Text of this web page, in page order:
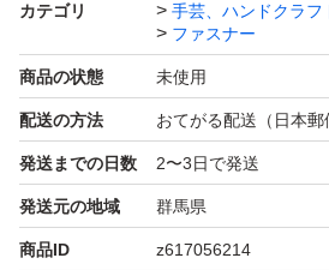
12,14,16,18,20,25,30cm
価格(送料込み)
10本… 1,510円
20本… 2,840円
25本… 3,510円
30本… 4,170円
カテゴリ
手芸、ハンドクラフ
ファスナー
商品の状態 未使用
配送の方法 おてがる配送（日本郵
発送までの日数 2〜3日で発送
発送元の地域 群馬県
商品ID z617056214